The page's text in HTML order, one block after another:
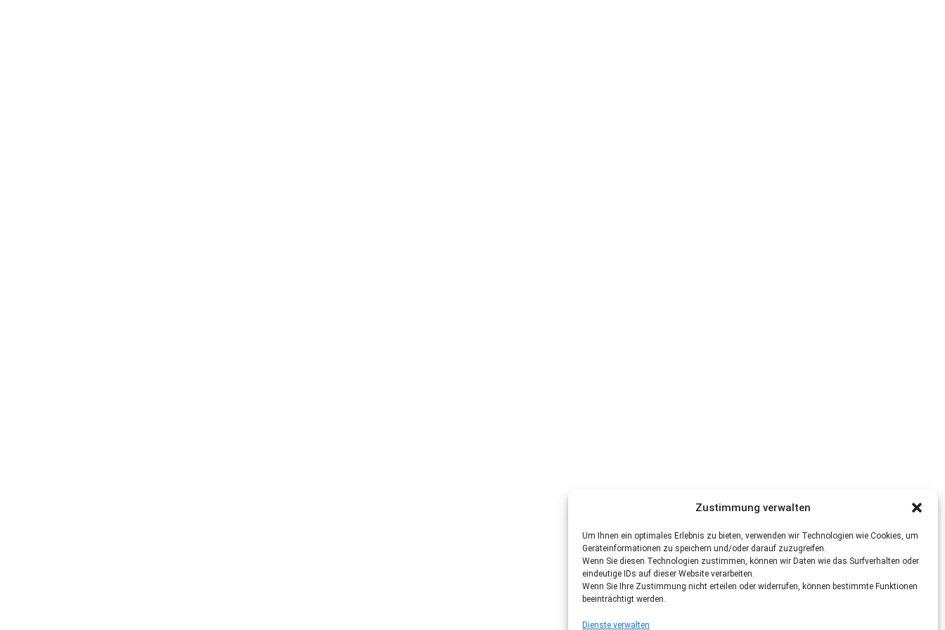
Zustimmung verwalten
Um Ihnen ein optimales Erlebnis zu bieten, verwenden wir Technologien wie Cookies, um
Geräteinformationen zu speichern und/oder darauf zuzugreifen.
Wenn Sie diesen Technologien zustimmen, können wir Daten wie das Surfverhalten oder
eindeutige IDs auf dieser Website verarbeiten.
Wenn Sie Ihre Zustimmung nicht erteilen oder widerrufen, können bestimmte Funktionen
beeinträchtigt werden.
Dienste verwalten